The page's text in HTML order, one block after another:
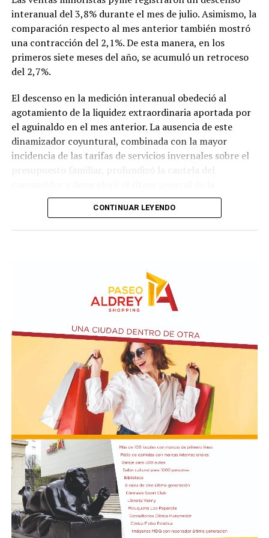
interanual del 3,8% durante el mes de julio. Asimismo, la
comparación respecto al mes anterior también mostró
una contracción del 2,1%. De esta manera, en los
primeros siete meses del año, se acumuló un retroceso
del 2,7%.
El descenso en la medición interanual obedeció al
agotamiento de la liquidez extraordinaria aportada por
el aguinaldo en el mes anterior. La ausencia de este
dinamizador coyuntural, combinada con la mayor
incidencia de las tarifas de servicios invernales sobre el
presupuesto familiar, profundizó la cautela del
actividad.
anterior, cifra que evidenció un descenso de dos puntos
porcentuales en comparación con el relevamiento del
mes de junio. Esta retracción en la lectura neutral se
tradujo de forma directa en un incremento de las
valoraciones pesimistas, observándose que la
proporción de comercios que definió su escenario
operativo como desfavorable ascendió del 43,1% al
44,5% en el transcurso del último mes.
En cuanto a las proyecciones a doce meses, el 46,3% de
los relevados prevé que su nivel de actividad no
experimentará cambios significativos. Por otro lado, un
42,4% estima un escenario futuro más favorable, lo que
representa un avance de 4,7 puntos porcentuales en la
visión optimista respecto al mes anterior, mientras que
el 11,3% restante aguarda un deterioro en el
desempeño de su negocio. Finalmente, en lo relativo a
las decisiones de financiamiento, el 61,5% de los locales
CONTINUAR LEYENDO